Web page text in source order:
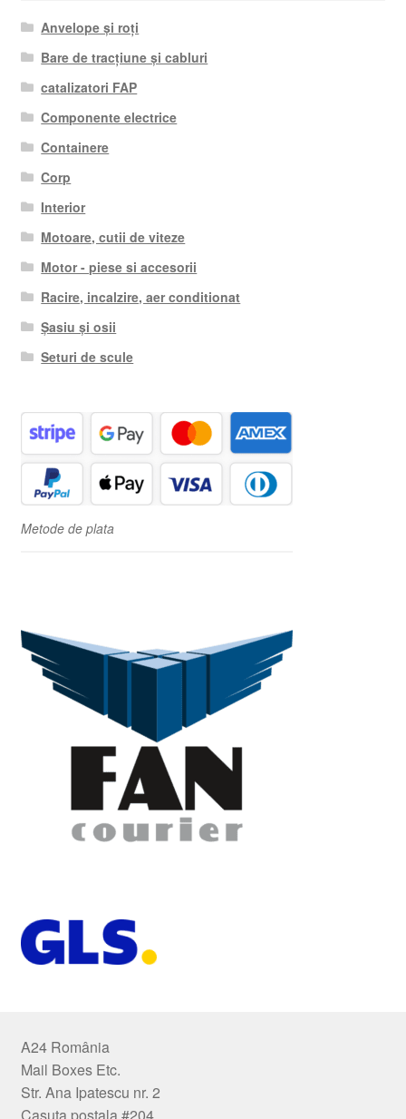
Anvelope și roți
Bare de tracțiune și cabluri
catalizatori FAP
Componente electrice
Containere
Corp
Interior
Motoare, cutii de viteze
Motor - piese si accesorii
Racire, incalzire, aer conditionat
Șasiu și osii
Seturi de scule
Metode de plata
A24 România
Mail Boxes Etc.
Str. Ana Ipatescu nr. 2